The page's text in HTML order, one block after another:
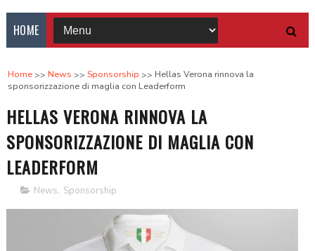
HOME
Home News Sponsorship
Hellas Verona rinnova la
sponsorizzazione di maglia con Leaderform
HELLAS VERONA RINNOVA LA
SPONSORIZZAZIONE DI MAGLIA CON
LEADERFORM
News, Sponsorship